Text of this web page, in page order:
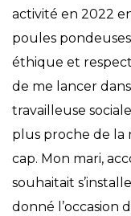
activité en 2022
poules
éthique et
de me lancer
travailleuse
plus proche de la
cap. Mon mari,
souhaitait
donné l’occasion